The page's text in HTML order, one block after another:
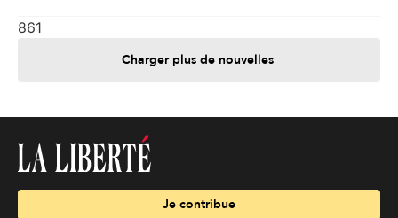
861
Charger plus de nouvelles
Je contribue